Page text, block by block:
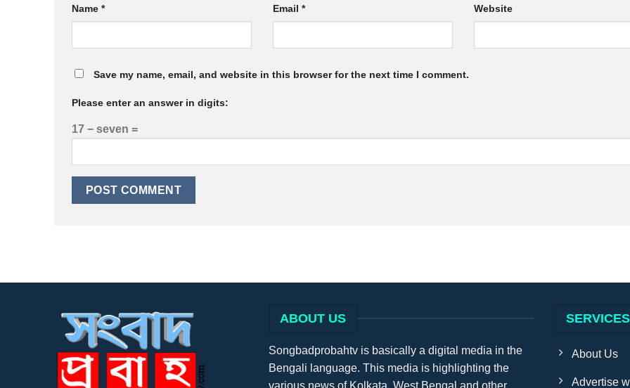
Name * Email * Website
Save my name, email, and website in this browser for the next time I comment.
Please enter an answer in digits:
17 − seven =
ABOUT US
Songbadprobahtv is basically a digital media in the
Bengali language. This media is highlighting the
various news of Kolkata, West Bengal and other
SERVICES
About Us
Advertise